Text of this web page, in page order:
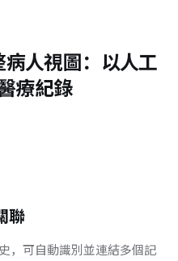
人視圖：以人工
療紀錄
聯
，可自動識別並連結多個記